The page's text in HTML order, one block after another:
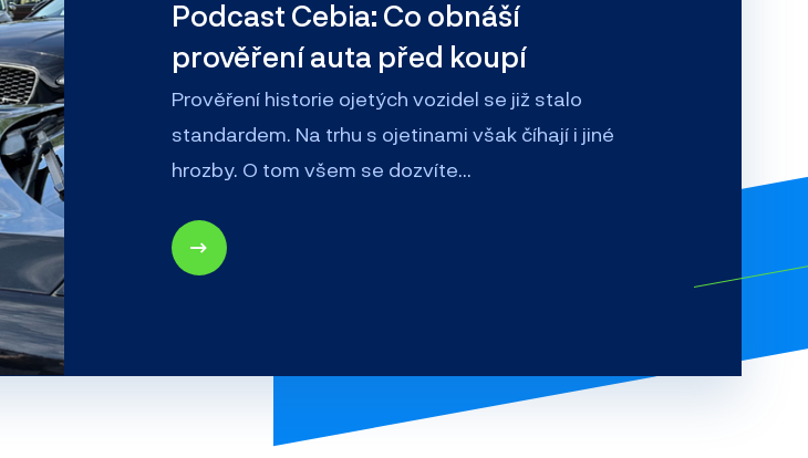
Podcast Cebia: Co obnáší
prověření auta před koupí
Prověření historie ojetých vozidel se již stalo
standardem. Na trhu s ojetinami však číhají i jiné
hrozby. O tom všem se dozvíte…